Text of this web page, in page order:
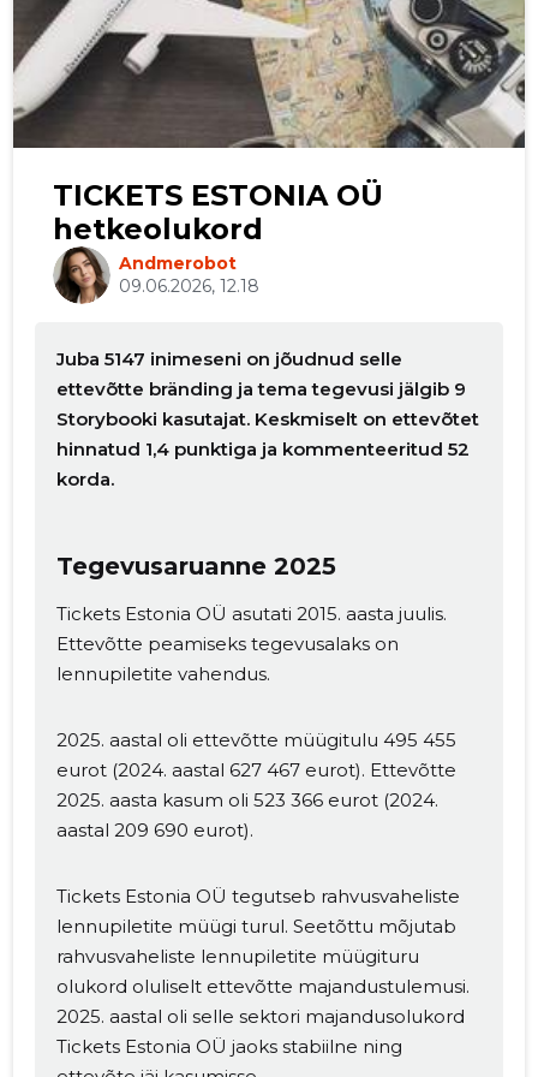
продав бронь дальше не хотят
ничем помогать клиентам. С ними
проблем больше чем купить
билеты у перевозчика чем у
Anatoli Pogudin
Приобретал билет, деньги
доплатил за билет, т.к он якобы
подорожал… я отказался по
телефону, а торговая точка из
состояния брони перевела
платеж себе на счет. Ни денег
своих обязательств.
TICKETS ESTONIA OÜ
hetkeolukord
Andmerobot
09.06.2026, 12.18
Juba 5147 inimeseni on jõudnud selle
ettevõtte bränding ja tema tegevusi jälgib 9
Storybooki kasutajat. Keskmiselt on ettevõtet
hinnatud 1,4 punktiga ja kommenteeritud 52
korda.
Tegevusaruanne 2025
Tickets Estonia OÜ asutati 2015. aasta juulis.
Ettevõtte peamiseks tegevusalaks on
lennupiletite vahendus.
2025. aastal oli ettevõtte müügitulu 495 455
eurot (2024. aastal 627 467 eurot). Ettevõtte
2025. aasta kasum oli 523 366 eurot (2024.
aastal 209 690 eurot).
Tickets Estonia OÜ tegutseb rahvusvaheliste
lennupiletite müügi turul. Seetõttu mõjutab
rahvusvaheliste lennupiletite müügituru
olukord oluliselt ettevõtte majandustulemusi.
2025. aastal oli selle sektori majandusolukord
Tickets Estonia OÜ jaoks stabiilne ning